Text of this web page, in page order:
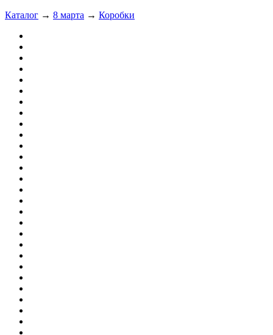
Каталог → 8 марта → Коробки